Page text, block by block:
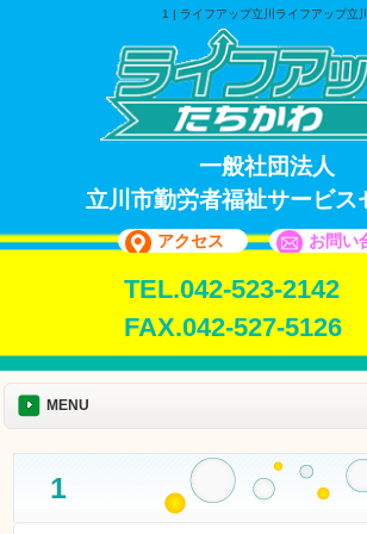
1 | ライフアップ立川ライフアップ立川
一般社団法人
立川市勤労者福祉サービス
アクセス お問い
TEL.042-523-2142
FAX.042-527-5126
MENU
1